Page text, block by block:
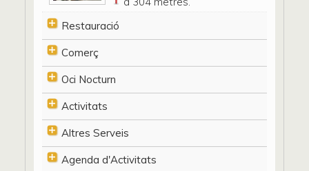
Restauració
Comerç
Oci Nocturn
Activitats
Altres Serveis
Agenda d'Activitats